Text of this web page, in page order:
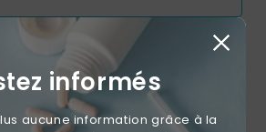
informés
aucune information grâce à la
Fils Stériles 22 Cm Roses
Prix
2,63 €